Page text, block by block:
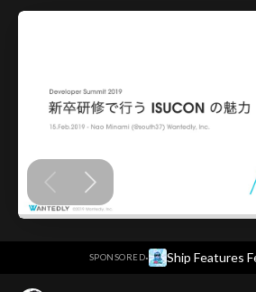
SPONSORED· Ship Features